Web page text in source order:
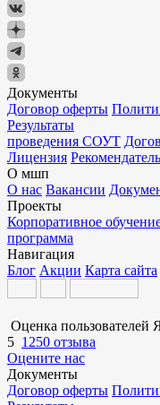
Документы
Договор оферты
Результаты
проведения СОУТ
Лицензия
О мшп
О нас Вакансии
Проекты
Корпоративное
программа
Навигация
Блог Акции Карта сайта
Оценка пользователей
5 1250 отзыва
Оцените нас
Документы
Договор оферты